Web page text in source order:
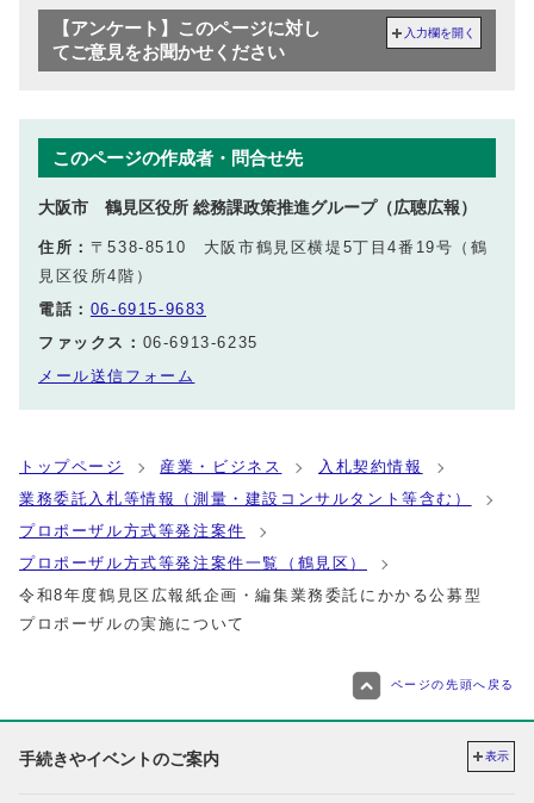
【アンケート】このページに対し
てご意見をお聞かせください
入力欄を開く
このページの作成者・問合せ先
大阪市 鶴見区役所 総務課政策推進グループ（広聴広報）
住所： 〒538-8510 大阪市鶴見区横堤5丁目4番19号（鶴
見区役所4階）
電話： 06-6915-9683
ファックス： 06-6913-6235
メール送信フォーム
トップページ 産業・ビジネス
入札契約情報
業務委託入札等情報（測量・建設コンサルタント等含む）
プロポーザル方式等発注案件
プロポーザル方式等発注案件一覧（鶴見区）
令和8年度鶴見区広報紙企画・編集業務委託にかかる公募型
プロポーザルの実施について
ページの先頭へ戻る
手続きやイベントのご案内 表示